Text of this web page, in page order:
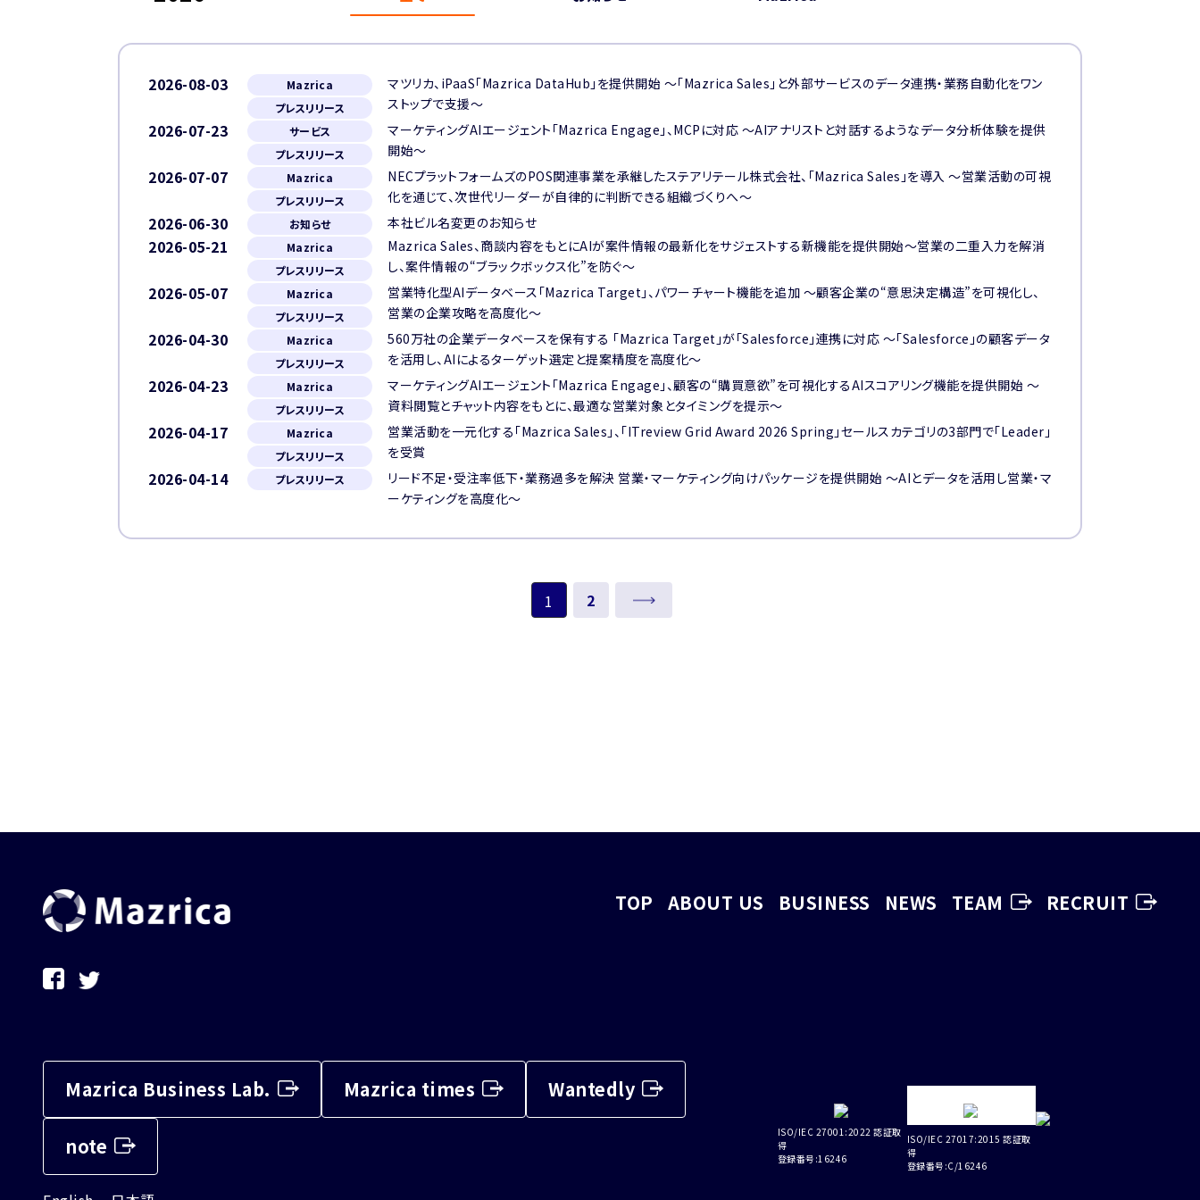
2026-08-03
Mazrica
プレスリリース
マツリカ、iPaaS「Mazrica DataHub」を提供開始 ～「Mazrica Sales」と外部サービスのデータ連携・業務自動化をワン
ストップで支援～
2026-07-23
サービス
プレスリリース
マーケティングAIエージェント「Mazrica Engage」、MCPに対応 〜AIアナリストと対話するようなデータ分析体験を提供
開始〜
2026-07-07
Mazrica
プレスリリース
NECプラットフォームズのPOS関連事業を承継したステアリテール株式会社、「Mazrica Sales」を導入 ～営業活動の可視
化を通じて、次世代リーダーが自律的に判断できる組織づくりへ～
2026-06-30 お知らせ 本社ビル名変更のお知らせ
2026-05-21
Mazrica
プレスリリース
Mazrica Sales、商談内容をもとにAIが案件情報の最新化をサジェストする新機能を提供開始〜営業の二重入力を解消
し、案件情報の“ブラックボックス化”を防ぐ〜
2026-05-07
Mazrica
プレスリリース
営業特化型AIデータベース「Mazrica Target」、パワーチャート機能を追加 〜顧客企業の“意思決定構造”を可視化し、
営業の企業攻略を高度化〜
2026-04-30
Mazrica
プレスリリース
560万社の企業データベースを保有する 「Mazrica Target」が「Salesforce」連携に対応 〜「Salesforce」の顧客データ
を活用し、AIによるターゲット選定と提案精度を高度化〜
2026-04-23
Mazrica
プレスリリース
マーケティングAIエージェント「Mazrica Engage」、顧客の“購買意欲”を可視化するAIスコアリング機能を提供開始 〜
資料閲覧とチャット内容をもとに、最適な営業対象とタイミングを提示〜
2026-04-17
Mazrica
プレスリリース
営業活動を一元化する「Mazrica Sales」、「ITreview Grid Award 2026 Spring」セールスカテゴリの3部門で「Leader」
を受賞
2026-04-14 プレスリリース
リード不足・受注率低下・業務過多を解決 営業・マーケティング向けパッケージを提供開始 〜AIとデータを活用し営業・マ
ーケティングを高度化〜
1 2
TOP ABOUT US BUSINESS NEWS TEAM RECRUIT
Mazrica Business Lab. Mazrica times Wantedly
note
ISO/IEC 27001:2022 認証取
得
登録番号:16246
ISO/IEC 27017:2015 認証取
得
登録番号:C/16246